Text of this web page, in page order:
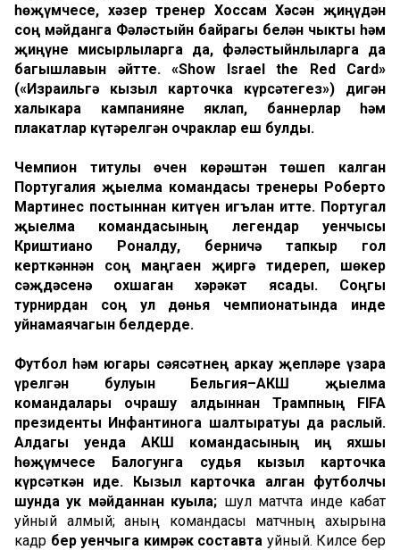
һөҗүмчесе, хәзер тренер Хоссам Хәсән җиңүдән
соң мәйданга Фәләстыйн байрагы белән чыкты һәм
җиңүне мисырлыларга да, фәләстыйнлыларга да
багышлавын әйтте. «Show Israel the Red Card»
(«Израильгә кызыл карточка күрсәтегез») дигән
халыкара кампанияне яклап, баннерлар һәм
плакатлар күтәрелгән очраклар еш булды.
Чемпион титулыөчен көрәштән төшеп калган
Португалия җыелма командасы тренеры Роберто
Мартинес постыннан китүен игълан итте. Португал
җыелма командасының легендар уенчысы
Криштиано Роналду, берничә тапкыр гол
керткәннән соң маңгаен җиргә тидереп, шөкер
сәҗдәсенә охшаган хәрәкәт ясады. Соңгы
турнирдан соң ул дөнья чемпионатында инде
уйнамаячагын белдерде.
Футбол һәм югары сәясәтнең аркау җепләре үзара
үрелгән булуын Бельгия–АКШ җыелма
командалары очрашу алдыннан Трампның FIFA
президенты Инфантинога шалтыратуы да раслый.
Алдагы уенда АКШ командасының иң яхшы
һөҗүмчесе Балогунга судья кызыл карточка
күрсәткән иде. Кызыл карточка алган футболчы
шунда ук мәйданнан куыла; шул матчта инде кабат
уйный алмый; аның командасы матчның ахырына
кадәр бер уенчыга кимрәк составта уйный. Киләсе бер